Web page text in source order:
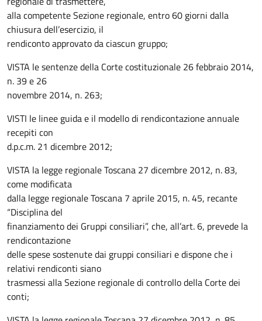
alla competente Sezione regionale, entro 60 giorni dalla
chiusura dell’esercizio, il
rendiconto approvato da ciascun gruppo;
VISTA le sentenze della Corte costituzionale 26 febbraio 2014,
n. 39 e 26
novembre 2014, n. 263;
VISTI le linee guida e il modello di rendicontazione annuale
recepiti con
d.p.c.m. 21 dicembre 2012;
VISTA la legge regionale Toscana 27 dicembre 2012, n. 83,
come modificata
dalla legge regionale Toscana 7 aprile 2015, n. 45, recante
“Disciplina del
finanziamento dei Gruppi consiliari”, che, all’art. 6, prevede la
rendicontazione
delle spese sostenute dai gruppi consiliari e dispone che i
relativi rendiconti siano
trasmessi alla Sezione regionale di controllo della Corte dei
conti;